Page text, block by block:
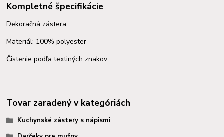
Kompletné špecifikácie
Dekoračná zástera.
Materiál: 100% polyester
Čistenie podľa textiných znakov.
Tovar zaradený v kategóriách
Kuchynské zástery s nápismi